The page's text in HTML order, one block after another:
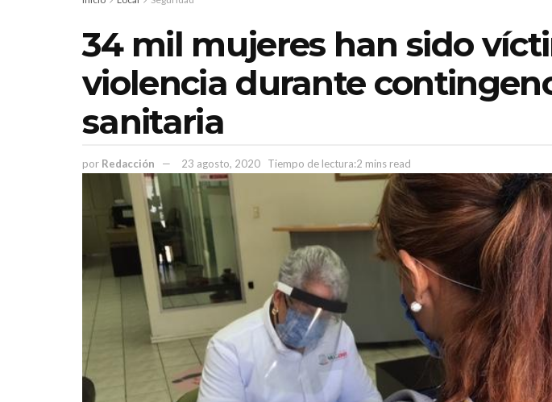
34 mil mujeres han sido
violencia durante
sanitaria
por Redacción 23 agosto, 2020 Tiempo de lectura:2 mins read